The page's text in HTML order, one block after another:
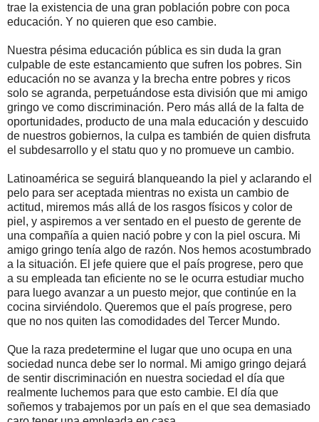
trae la existencia de una gran población pobre con poca
educación. Y no quieren que eso cambie.
Nuestra pésima educación pública es sin duda la gran
culpable de este estancamiento que sufren los pobres. Sin
educación no se avanza y la brecha entre pobres y ricos
solo se agranda, perpetuándose esta división que mi amigo
gringo ve como discriminación. Pero más allá de la falta de
oportunidades, producto de una mala educación y descuido
de nuestros gobiernos, la culpa es también de quien disfruta
el subdesarrollo y el statu quo y no promueve un cambio.
Latinoamérica se seguirá blanqueando la piel y aclarando el
pelo para ser aceptada mientras no exista un cambio de
actitud, miremos más allá de los rasgos físicos y color de
piel, y aspiremos a ver sentado en el puesto de gerente de
una compañía a quien nació pobre y con la piel oscura. Mi
amigo gringo tenía algo de razón. Nos hemos acostumbrado
a la situación. El jefe quiere que el país progrese, pero que
a su empleada tan eficiente no se le ocurra estudiar mucho
para luego avanzar a un puesto mejor, que continúe en la
cocina sirviéndolo. Queremos que el país progrese, pero
que no nos quiten las comodidades del Tercer Mundo.
Que la raza predetermine el lugar que uno ocupa en una
sociedad nunca debe ser lo normal. Mi amigo gringo dejará
de sentir discriminación en nuestra sociedad el día que
realmente luchemos para que esto cambie. El día que
soñemos y trabajemos por un país en el que sea demasiado